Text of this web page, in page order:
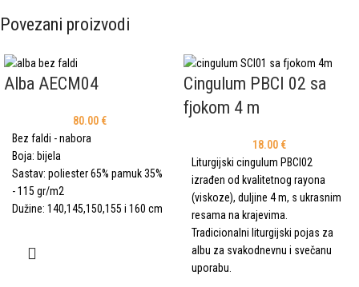
Povezani proizvodi
Alba AECM04
80.00 €
Bez faldi - nabora
Boja: bijela
Sastav: poliester 65% pamuk 35%
- 115 gr/m2
Dužine: 140,145,150,155 i 160 cm
Cingulum PBCI 02 sa
fjokom 4 m
18.00 €
Liturgijski cingulum PBCI02
izrađen od kvalitetnog rayona
(viskoze), duljine 4 m, s ukrasnim
resama na krajevima.
Tradicionalni liturgijski pojas za
albu za svakodnevnu i svečanu
uporabu.